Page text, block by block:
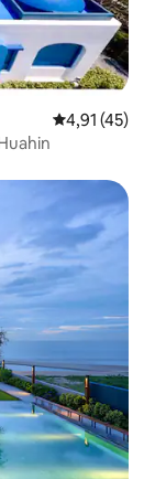
Évaluation
4,91 (45)